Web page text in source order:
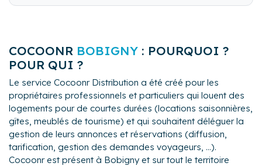
location de matériel a la demande (lit bébé, fer à
COCOONR BOBIGNY : POURQUOI ?
POUR QUI ?
Le service Cocoonr Distribution a été créé pour les
propriétaires professionnels et particuliers qui louent des
logements pour de courtes durées (locations saisonnières,
gîtes, meublés de tourisme) et qui souhaitent déléguer la
gestion de leurs annonces et réservations (diffusion,
tarification, gestion des demandes voyageurs, ...).
Cocoonr est présent à Bobigny et sur tout le territoire